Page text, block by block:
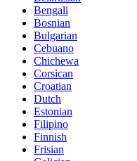
Bengali
Bosnian
Bulgarian
Cebuano
Chichewa
Corsican
Croatian
Dutch
Estonian
Filipino
Finnish
Frisian